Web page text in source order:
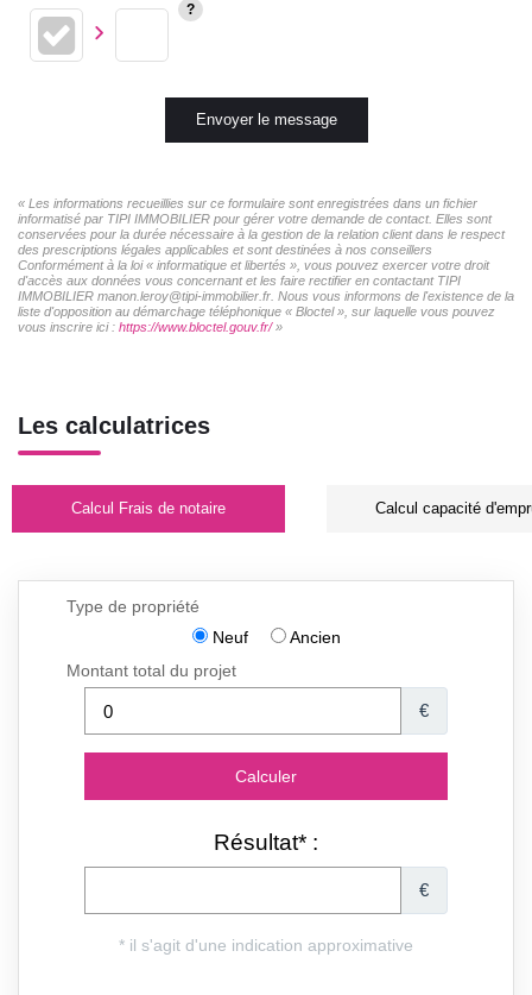
Envoyer le message
« Les informations recueillies sur ce formulaire sont enregistrées dans un fichier
informatisé par TIPI IMMOBILIER pour gérer votre demande de contact. Elles sont
conservées pour la durée nécessaire à la gestion de la relation client dans le respect
des prescriptions légales applicables et sont destinées à nos conseillers
Conformément à la loi « informatique et libertés », vous pouvez exercer votre droit
d'accès aux données vous concernant et les faire rectifier en contactant TIPI
IMMOBILIER manon.leroy@tipi-immobilier.fr. Nous vous informons de l'existence de la
liste d'opposition au démarchage téléphonique « Bloctel », sur laquelle vous pouvez
vous inscrire ici : https://www.bloctel.gouv.fr/»
Les calculatrices
Calcul Frais de notaire Calcul capacité